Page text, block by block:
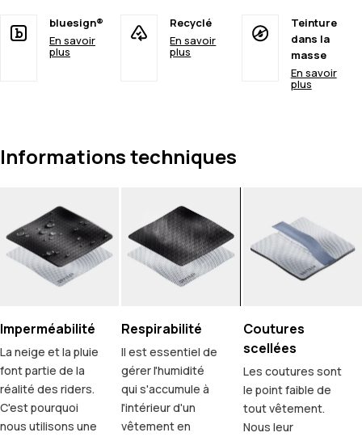
bluesign®
En savoir
plus
Recyclé
En savoir
plus
Teinture
dans la
masse
En savoir
plus
Informations techniques
Imperméabilité
La neige et la pluie
font partie de la
réalité des riders.
C'est pourquoi
nous utilisons une
Respirabilité
Il est essentiel de
gérer l'humidité
qui s'accumule à
l'intérieur d'un
vêtement en
Coutures
scellées
Les coutures sont
le point faible de
tout vêtement.
Nous leur